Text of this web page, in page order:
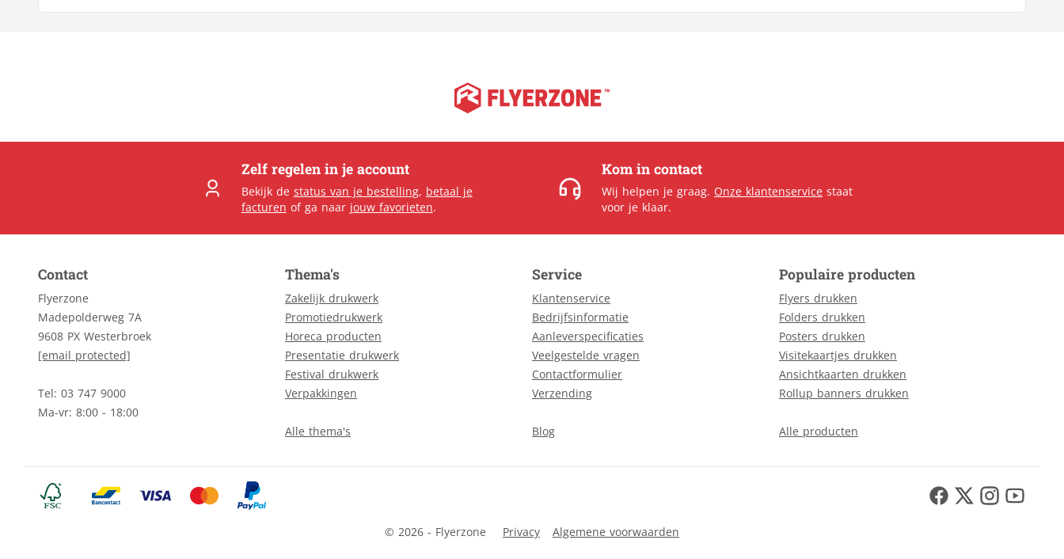
Zelf regelen in je account
Bekijk de status van je bestelling, betaal je
facturen of ga naar jouw favorieten.
Kom in contact
Wij helpen je graag. Onze klantenservice staat
voor je klaar.
Contact
Flyerzone
Madepolderweg 7A
9608 PX Westerbroek
[email protected]
Tel: 03 747 9000
Ma-vr: 8:00 - 18:00
Thema's
Zakelijk drukwerk
Promotiedrukwerk
Horeca producten
Presentatie drukwerk
Festival drukwerk
Verpakkingen
Alle thema's
Service
Klantenservice
Bedrijfsinformatie
Aanleverspecificaties
Veelgestelde vragen
Contactformulier
Verzending
Blog
Populaire producten
Flyers drukken
Folders drukken
Posters drukken
Visitekaartjes drukken
Ansichtkaarten drukken
Rollup banners drukken
Alle producten
© 2026 - Flyerzone Privacy Algemene voorwaarden